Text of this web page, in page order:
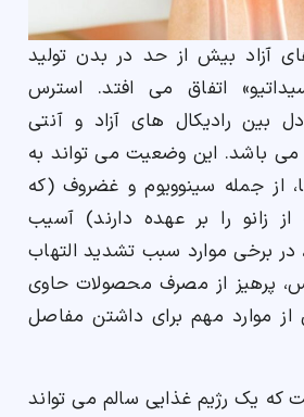
آزاد بیش از حد در بدن تولید
اتفاق می افتد. استرس
بین رادیکال ‌های آزاد و آنتی
باشد. این وضعیت می تواند به
از جمله سینوویوم و غضروف (که
زانو را بر عهده دارند) آسیب
در برخی موارد سبب تشدید التهاب
پرهیز از مصرف محصولات حاوی
از موارد مهم برای داشتن مفاصل
که یک رژیم غذایی سالم می تواند